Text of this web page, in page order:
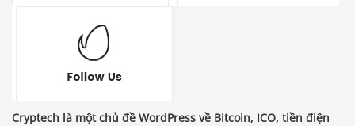
Cryptech là một chủ đề WordPress về Bitcoin, ICO, tiền điện